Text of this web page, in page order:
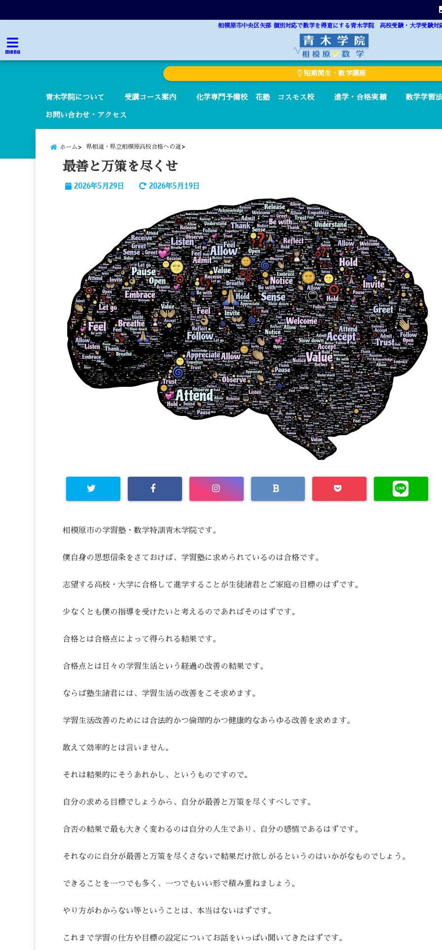
相模原市中央区矢部 個別対応で数学を得意にする青木学院 高校受験・大学受験対
menu
短期間生・数学講座
青木学院について 受講コース案内 化学専門予備校 花塾 コスモス校 進学・合格実績 数学学習
お問い合わせ・アクセス
ホーム 県相道・県立相模原高校合格への道
最善と万策を尽くせ
2026年5月29日 2026年5月19日
相模原市の学習塾・数学特訓青木学院です。
僕自身の思想信条をさておけば、学習塾に求められているのは合格です。
志望する高校・大学に合格して進学することが生徒諸君とご家庭の目標のはずです。
少なくとも僕の指導を受けたいと考えるのであればそのはずです。
合格とは合格点によって得られる結果です。
合格点とは日々の学習生活という経過の改善の結果です。
ならば塾生諸君には、学習生活の改善をこそ求めます。
学習生活改善のためには合法的かつ倫理的かつ健康的なあらゆる改善を求めます。
敢えて効率的とは言いません。
それは結果的にそうあれかし、というものですので。
自分の求める目標でしょうから、自分が最善と万策を尽くすべしです。
合否の結果で最も大きく変わるのは自分の人生であり、自分の感情であるはずです。
それなのに自分が最善と万策を尽くさないで結果だけ欲しがるというのはいかがなものでしょう。
できることを一つでも多く、一つでもいい形で積み重ねましょう。
やり方がわからない等ということは、本当はないはずです。
これまで学習の仕方や目標の設定についてお話をいっぱい聞いてきたはずです。